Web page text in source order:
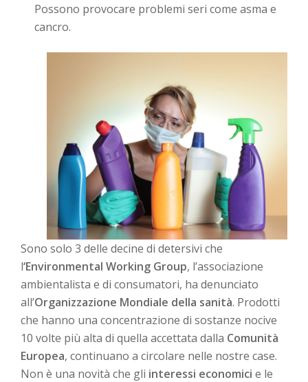
Possono provocare problemi seri come asma e
cancro.
Sono solo 3 delle decine di detersivi che
l‘Environmental Working Group, l’associazione
ambientalista e di consumatori, ha denunciato
all’Organizzazione Mondiale della sanità. Prodotti
che hanno una concentrazione di sostanze nocive
10 volte più alta di quella accettata dalla Comunità
Europea, continuano a circolare nelle nostre case.
Non è una novità che gli interessi economici e le